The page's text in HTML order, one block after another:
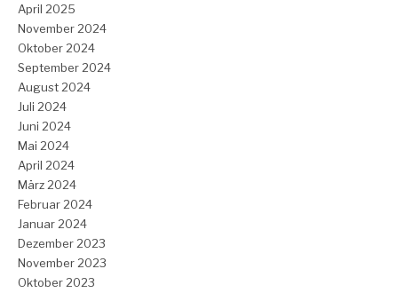
April 2025
November 2024
Oktober 2024
September 2024
August 2024
Juli 2024
Juni 2024
Mai 2024
April 2024
März 2024
Februar 2024
Januar 2024
Dezember 2023
November 2023
Oktober 2023